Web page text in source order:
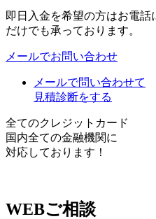
即日入金を希望の方はお電
だけでも承っております。
メールでお問い合わせ
メールで問い合わせて
見積診断をする
全てのクレジットカード
国内全ての金融機関に
対応しております！
WEBご相談